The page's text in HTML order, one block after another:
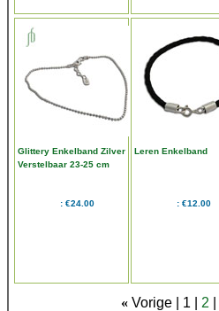
Glittery Enkelband Zilver
Verstelbaar 23-25 cm
€24.00
Leren Enkelband
€12.00
« Vorige 1 2